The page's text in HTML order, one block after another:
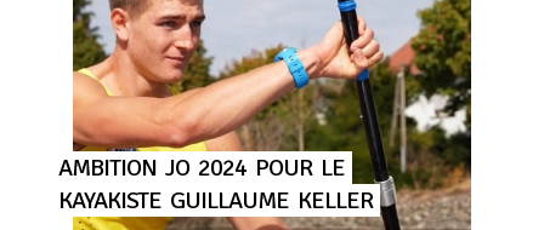
AMBITION JO 2024 POUR LE
KAYAKISTE GUILLAUME KELLER